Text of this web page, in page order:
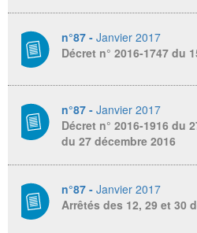
n°87 - Janvier 2017
Décret n° 2016-1747 du
n°87 - Janvier 2017
Décret n° 2016-1916 du
du 27 décembre 2016
n°87 - Janvier 2017
Arrêtés des 12, 29 et 30